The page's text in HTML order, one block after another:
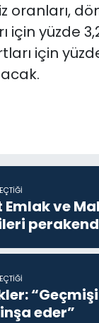
oranları,
yüzde
için
Emlak ve
eder”